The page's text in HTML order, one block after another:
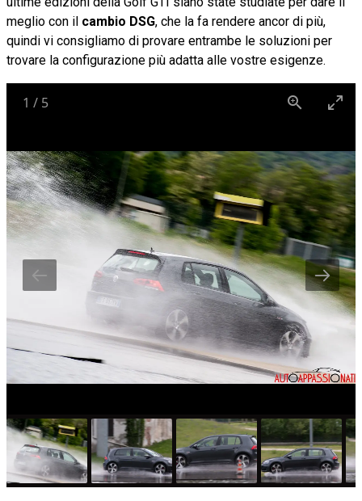
meglio con il cambio DSG, che la fa rendere ancor di più,
quindi vi consigliamo di provare entrambe le soluzioni per
trovare la configurazione più adatta alle vostre esigenze.
1 / 5